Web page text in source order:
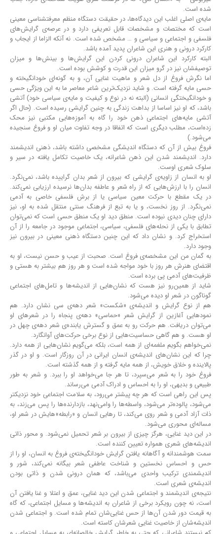
شده ‌است.
مایه‌ی اصلی اغلب این دیدگاه‌ها، در حقیقت دستگاه منظم معرفتشناسی معینی
است که مختصات و مشخصات قابل تعریفی دارد و در عرصه‌ی گرایش‌های
فلسفی و اجتماعی و سیاسی و … مشخص شده است. نه آنکه الزاما از ایجاب و
کارکرد درونی و هنری این شاعران پدید آمده باشد.
البته کارکرد این شاعران درونی کردن این گرایش‌ها و بینش‌ها و میزان
توصیفشان نیز در گرو میزان این قدرت و کوشش بوده‌ است.
اما نگرش فروغ از دل شعر و ماهیت غنایی آن، و به گونه‌ای خود‌انگیخته و
حسی مایه گرفته‌ است. و شاید نزدیک‌ترین شاعر معاصر ما به این ویژگی حسی
و خود‌انگیختگی انسانی (البته نه در نوع و کیفیت و مایه‌ی سیاسی خود) آتشی
باشد، که او نیز اساسا از بداهت زندگی به چنین گرایشی رسیده‌ است. (حال اگر
آتشی مایه‌های اجتماعی ذهن خود را گاه به آموزه‌هایی مکتبی نیز محک
زده‌است، مطلب دیگری است که اتفاقا در وجه تفاوت میان او و فروغ سنجیده
می‌شود.)
فروغ بیش از آن که دستگاه اندیشگی مشخصی داشته‌ باشد، ذهنی اندیشمند
دارد. اندیشمند شدن این ذهن شاعرانه، یک خاصیت تکامل یافته در سیر و
سلوک شعری اوست.
او به انسان از زاویه‌ی گرایشی که بیرون از شعر بدان گراییده ‌باشد، نمی‌نگرد.
انسان را با ارزش‌هایی که از راه شعر و عاطفه بدان‌ها نرسیده ارزیابی نمی‌کند.
در یک مقطع با حرکت معین سیاسی یا از برش فلسفی خاصی به آدمی
نمی‌نگرد. از روز نخست، و یا به تبع از فرهنگ سنتی منتقل شده به او، نیز
دارای چنان دیدی نبوده‌ است. منطق دید او یک منطق حسی است که نمی‌توان
تطابق با یکی از نحله‌های فلسفی، سیاسی، اجتماعی موجود در جامعه را از آن
استخراج کرد. و نشان داد که این چنین دستگاه ذهنی معینی در بیرون نیز
وجود دارد.
به گمان من این مشخصه‌ی فروغ است. صحبت از عیب و حسن نیست، او به
اقتضای هنرش هر روز با خود مواجه شده‌ است و هر روز هم بیشتر به هستی و
ظرفیت‌های آدمی پی برده ‌است.
شاید از همین‌رو نیز هست که نشان‌هایی از اندیشه‌ها و تامل‌های اجتماعی
گوناگون در شعر او دیده‌ می‌شود.
هم از نوع گرایش و اندیشه‌ی «شکست» شعر دهه‌ی سی نشان دارد. هم
نمودهایی آغازین از گرایش شعر «حماسی» دهه‌ی پنجاه را در شعرهای او
می‌توان دریافت. هم حرکت رو به عمق و گسترش یابنده‌ی شعر دهه‌ی چهل در
او هست. و هم گاهی حساسیت­‌هایی از نوع برخی حرکت­­­‌های آوانگارد.
نمی‌خواهم بگویم ملغمه‌ای از همه است، بلکه می‌گویم نشان‌هایی از همه دارد.
چرا که این نشان‌های اندیشه‌ی انسان ایرانی در آن روزگار است. و او در گذر
پالاینده و خلاق خویش، از همه مایه گرفته و از همه گذشته ‌است.
فروغ خود را به شعر می‌سپرد، تا هر جا می‌خواهد او را ببرد. و شعر به طور
طبیعی و بدیهی، او را به احساس و ادراک آدمی می‌رساند.
پس این راهی است که هر چه پیشتر می‌رود، به سلامت اجتماعی خود نزدیکتر
می‌شود، پالوده‌تر می‌شود، واسطه‌ها را وا‌می‌نهد، بازدارنده‌ها را پس می‌زند، به
ذات آزاد آدمی و شعر روی می‌کند، تا رهایی انسان و «رابطه»هایش در شعر او،
مساله‌ای محوری می‌شود.
در این دید غنایی، هرگز چیزی از بیرون بر شعر تحمیل نمی‌شود. و محور ذاتی
اندیشه‌های شعری همواره تعیین‌ کننده است.
سمت هوشمندانه و آگاهانه یافتن گرایش خود‌انگیخته‌ی فروغ به انسان، او را از
حس و احساس نخستین و شناخت عاطفی شعر بیگانه نمی‌کند، شور و
اندیشمندی ترکیب واحدی می‌باشد، که همان درونی شدن و ذاتی بودن
اندیشه‌ی شعری است.
نتیجه‌ی اندیشمند و اجتماعی شدن این دید غنایی، عمق و اعتلا و غنا یافتن آن
است، نه چون رویکرد برخی از شاعران به اندیشه‌ها و مسایل اجتماعی، که گاه
به قیمت دور شدن آن‌ها از حس غنایی‌شان تمام شده‌ است. و اجتماعی شدن
اندیشه‌شان از خاصیت غنایی شعرشان کاسته ‌است.